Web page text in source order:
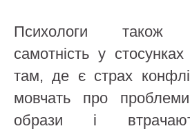
Психологи також
самотність у
там, де є страх
мовчать про
образи і